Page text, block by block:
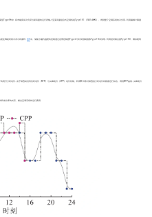
Type56中. 将末端房间冷负荷与新风量的运行表输入至变风量组合式空调机组Type151（VAV+AHU），得到整个空调系统的冷负荷. 利用编辑计算器
在释能时段冷冻水的循环. 图6中，储能水罐内温度的控制通过启停控制器Type2与时间强制函数Type14来实现. 利用延时输出器Type150，模拟建筑
现行分时电价. 由于陕西尚没有实时电价（RTP）与尖峰电价（CPP）电价机制，利用B-样条对陕西省分时电价的数据进行拟合，得到RTP曲线. 尖峰电价
电功率的关系，输出空调系统的运行费用.